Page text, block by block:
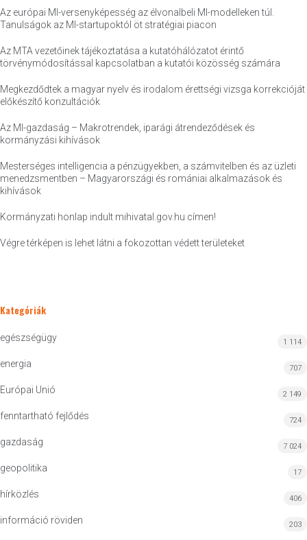
Az európai MI-versenyképesség az élvonalbeli MI-modelleken túl.
Tanulságok az MI-startupoktól öt stratégiai piacon
Az MTA vezetőinek tájékoztatása a kutatóhálózatot érintő
törvénymódosítással kapcsolatban a kutatói közösség számára
Megkezdődtek a magyar nyelv és irodalom érettségi vizsga korrekcióját
előkészítő konzultációk
Az MI-gazdaság – Makrotrendek, iparági átrendeződések és
kormányzási kihívások
Mesterséges intelligencia a pénzügyekben, a számvitelben és az üzleti
menedzsmentben – Magyarországi és romániai alkalmazások és
kihívások
Kormányzati honlap indult mihivatal.gov.hu címen!
Végre térképen is lehet látni a fokozottan védett területeket
Kategóriák
egészségügy 1 114
energia 707
Európai Unió 2 149
fenntartható fejlődés 724
gazdaság 7 024
geopolitika 17
hírközlés 406
információ röviden 203